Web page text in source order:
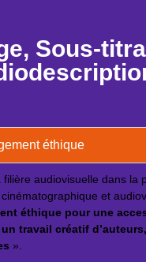
Sous-
éthique
audiovisuelle dans la
cinématographique et
éthique pour une
travail créatif
».